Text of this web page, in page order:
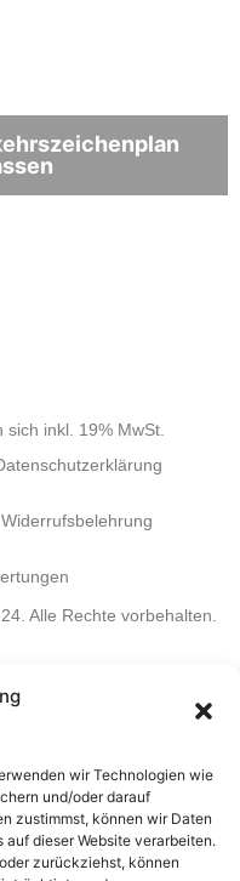
wir Technologien wie
und/oder darauf
zustimmst, können wir Daten
dieser Website verarbeiten.
zurückziehst, können
sich inkl. 19% MwSt.
Widerrufsbelehrung
Alle Rechte vorbehalten.
Parkverbot Umzug Berlin
Berlin News-Blog